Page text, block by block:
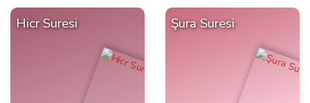
Hicr Suresi Şura Suresi